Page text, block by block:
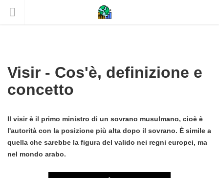
Visir - Cos'è, definizione e
concetto
Il visir è il primo ministro di un sovrano musulmano, cioè è
l'autorità con la posizione più alta dopo il sovrano. È simile a
quella che sarebbe la figura del valido nei regni europei, ma
nel mondo arabo.